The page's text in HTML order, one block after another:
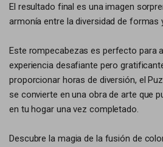
El resultado final es una imagen
armonía entre la diversidad de formas
Este rompecabezas es perfecto para
experiencia desafiante pero
proporcionar horas de diversión, el
se convierte en una obra de arte que
en tu hogar una vez completado.
Descubre la magia de la fusión de